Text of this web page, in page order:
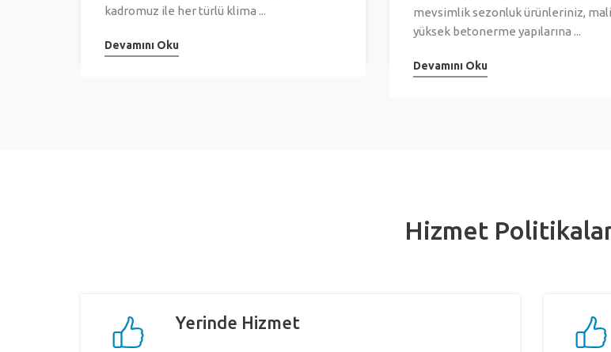
kadromuz ile her türlü klima ...
Devamını Oku
mevsimlik sezonluk ürünleriniz,
yüksek betonerme yapılarına ...
Devamını Oku
Hizmet
Yerinde Hizmet